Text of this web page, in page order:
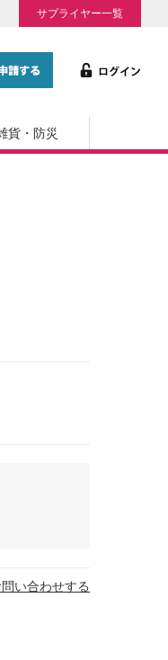
サプライヤー一覧
貨・防災
い合わせする